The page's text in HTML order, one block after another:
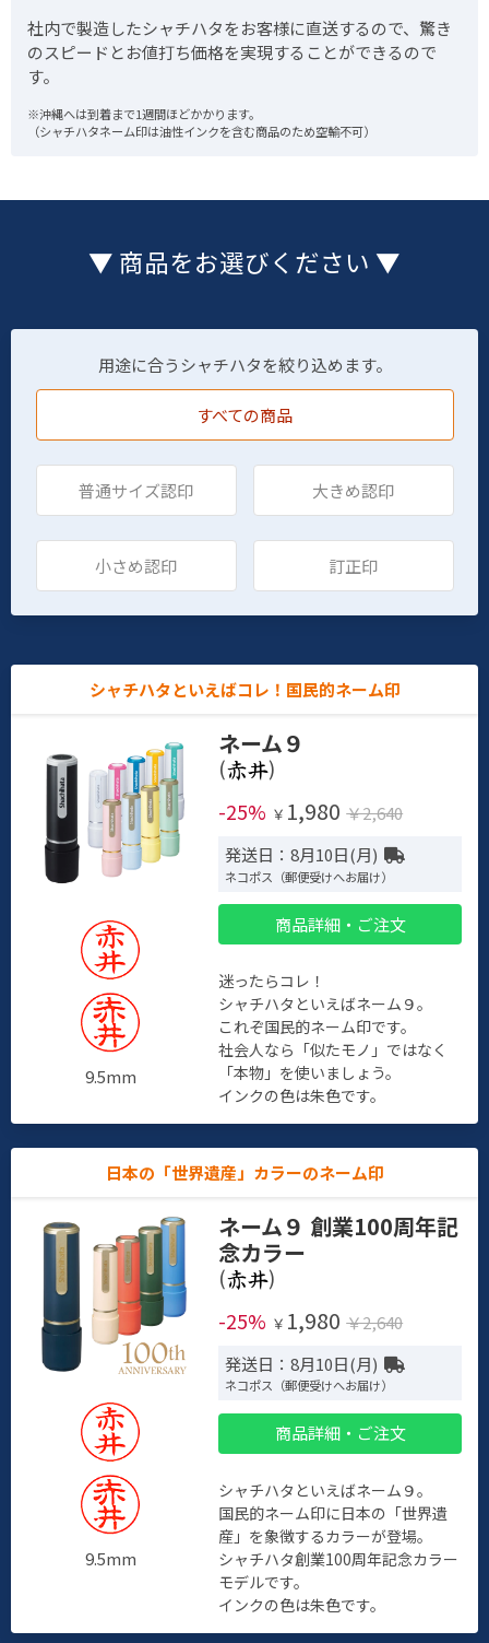
社内で製造したシャチハタをお客様に直送するので、驚き
のスピードとお値打ち価格を実現することができるので
す。
※沖縄へは到着まで1週間ほどかかります。
（シャチハタネーム印は油性インクを含む商品のため空輸不可）
▼ 商品をお選びください ▼
用途に合うシャチハタを絞り込めます。
すべての商品
普通サイズ認印 大きめ認印
小さめ認印 訂正印
シャチハタといえばコレ！国民的ネーム印
9.5mm
ネーム９
(
)
-25% ￥ 1,980 ￥2,640
発送日：8月10日(月)
ネコポス（郵便受けへお届け）
商品詳細・ご注文
迷ったらコレ！
シャチハタといえばネーム９。
これぞ国民的ネーム印です。
社会人なら「似たモノ」ではなく
「本物」を使いましょう。
インクの色は朱色です。
日本の「世界遺産」カラーのネーム印
9.5mm
ネーム９ 創業100周年記
念カラー
(
)
-25% ￥ 1,980 ￥2,640
発送日：8月10日(月)
ネコポス（郵便受けへお届け）
商品詳細・ご注文
シャチハタといえばネーム９。
国民的ネーム印に日本の「世界遺
産」を象徴するカラーが登場。
シャチハタ創業100周年記念カラー
モデルです。
インクの色は朱色です。